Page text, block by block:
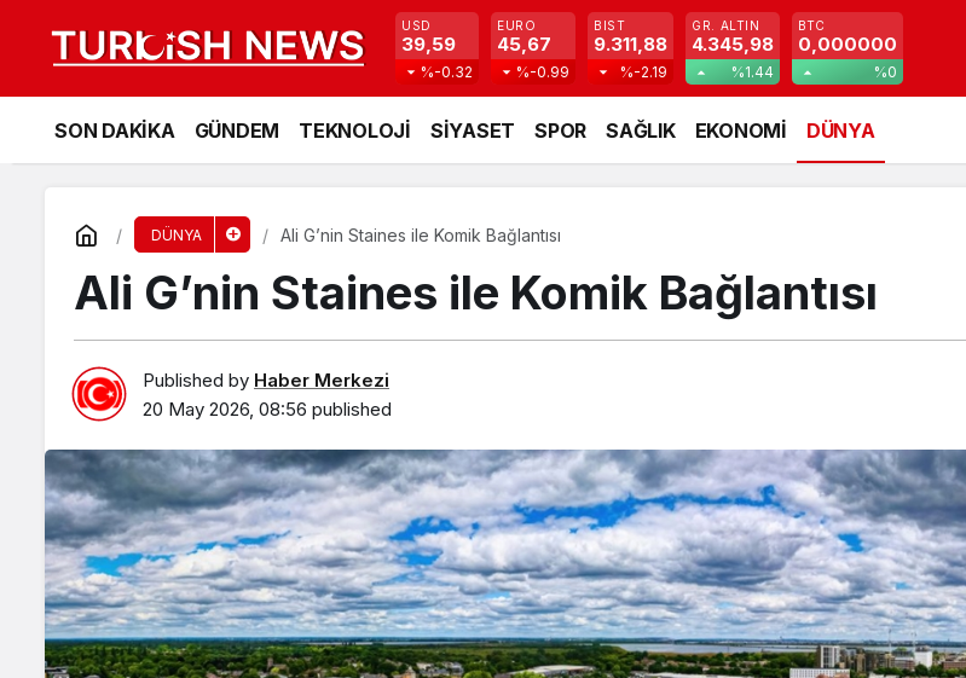
USD
39,59
%-0.32
EURO
45,67
%-0.99
BIST
9.311,88
%-2.19
GR. ALTIN
4.345,98
%1.44
BTC
0,000000
%0
SON DAKİKA GÜNDEM TEKNOLOJİ SİYASET SPOR SAĞLIK EKONOMİ DÜNYA
DÜNYA Ali G’nin Staines ile Komik Bağlantısı
Ali G’nin Staines ile Komik Bağlantısı
Published by Haber Merkezi
20 May 2026, 08:56 published